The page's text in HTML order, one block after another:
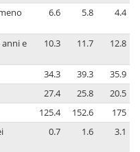
6.6 5.8 4.4
e
10.3 11.7 12.8
34.3 39.3
35.9
27.4 25.8
20.5
125.4 152.6
175
0.7 1.6 3.1